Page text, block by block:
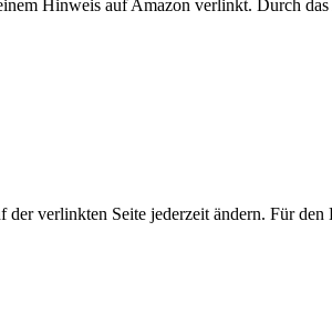
Hinweis auf Amazon verlinkt. Durch
verlinkten Seite jederzeit ändern. Für